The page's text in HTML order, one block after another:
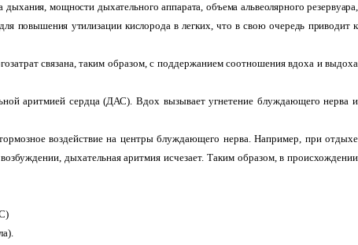
мощности дыхательного аппарата, объема альвеолярного резервуара,
повышения утилизации кислорода в легких, что в свою очередь приводит к
связана, таким образом, с поддержанием соотношения вдоха и выдоха
аритмией сердца (ДАС). Вдох вызывает угнетение блуждающего нерва и
воздействие на центры блуждающего нерва. Например, при отдыхе
дыхательная аритмия исчезает. Таким образом, в происхождении